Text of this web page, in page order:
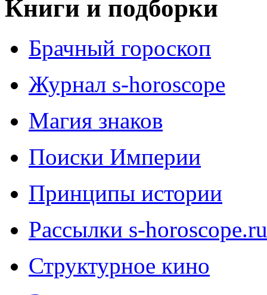
Книги и подборки
Брачный гороскоп
Журнал s-horoscope
Магия знаков
Поиски Империи
Принципы истории
Рассылки s-horoscope.ru
Структурное кино